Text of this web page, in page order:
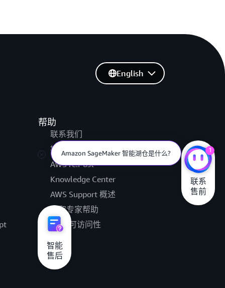
帮助
联系我们
提交支持工单
AWS re:Post
Knowledge Center
AWS Support 概述
获取专家帮助
AWS 可访问性
法律
English
用户可以在哪些 AWS 博客中了解
Amazon Redshift 的相关内容?
1
联系
售前
智能
售后